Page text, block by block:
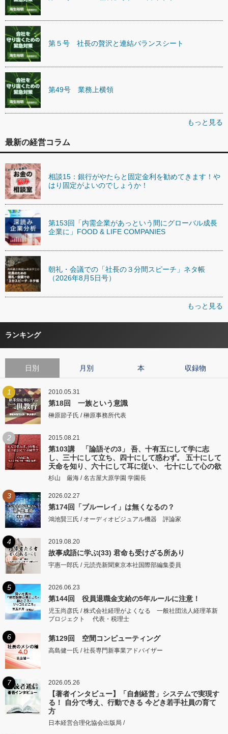
第５号 社長の贅沢と連結バランスシート
第49号 業務上横領
もっと見る
最新の経営コラム
相談15：銀行がやたらと固定金利を勧めてきます！や
はり固定がよいのでしょうか！
第153回「内需企業があっという間にグローバル成長
企業に」FOOD & LIFE COMPANIES
朝礼・会議での「社長の３分間スピーチ」ネタ帳
（2026年8月5日号）
もっと見る
ランキング
日別 月別 本 収録物
1 2010.05.31
第18回 一族という意識
榊原節子氏 / 榊原事務所代表
2 2015.08.21
第103講 「論語その3」 吾、十有五にして学に志
し、三十にして立ち、四十にして惑わず。 五十にして
天命を知り、六十にして耳に従い、 七十にして心の欲
するところに従いて矩をこえず。
杉山 厳海 / 名古屋大原学園 学園長
3 2026.02.27
第174回「ブルーレイ」は無くなるの？
鴻池賢三氏 / オーディオビジュアル機器 評論家
4 2019.08.20
故事成語に学ぶ(33) 君命も受けざる所あり
宇惠一郎氏 / 元読売新聞東京本社国際部編集委員
5 2026.06.23
第144回 役員退職金支給の5年ルールに注意！
児玉尚彦氏 / 株式会社経理がよくなる 一般社団法人経理革新
プロジェクト 代表・税理士
6 第129回 空間コンピューティング
高島健一氏 / 社長専門新事業アドバイザー
7 2026.05.26
【著者インタビュー】「自創経営」システムで実現す
る！ 自分で考え、行動できる 今どき若手社員の育て
方
日本経営合理化協会出版局 /